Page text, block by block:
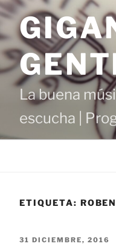
Saltar
contenido
La buena
escucha |
ETIQUETA:
PUBLICADO
31 DICIEMBRE, 2016